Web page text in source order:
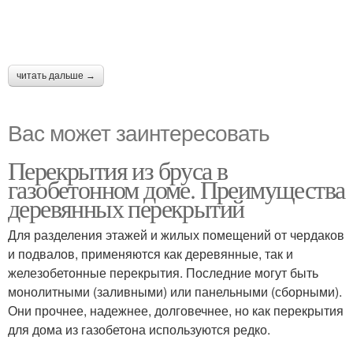
читать дальше →
Вас может заинтересовать
Перекрытия из бруса в
газобетонном доме. Преимущества
деревянных перекрытий
Для разделения этажей и жилых помещений от чердаков
и подвалов, применяются как деревянные, так и
железобетонные перекрытия. Последние могут быть
монолитными (заливными) или панельными (сборными).
Они прочнее, надежнее, долговечнее, но как перекрытия
для дома из газобетона используются редко.